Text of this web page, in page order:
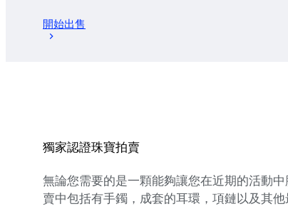
開始出售
獨家認證珠寶拍賣
無論您需要的是一顆能夠讓您在近期的活動
賣中包括有手鐲，成套的耳環，項鏈以及其